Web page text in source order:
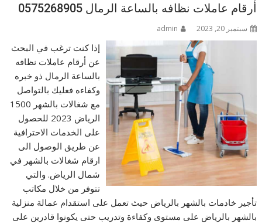
أرقام عاملات نظافه بالساعة الرمال 0575268905
سبتمبر 20, 2023 admin
إذا كنت ترغب في البحث
عن أرقام عاملات نظافه
بالساعة الرمال ذو خبره
وكفاءه فعليك بالتواصل
مع شغالات بالشهر 1500
الرياض 2023 للحصول
على الخدمات الاحترافية
عن طريق الوصول الى
ارقام شغالات بالشهر في
شمال الرياض. والتي
تتوفر من خلال مكاتب
تأجير خادمات بالشهر بالرياض حيث تعمل على استقدام عمالة منزلية
بالشهر بالرياض على مستوى وكفاءة وتدريب حتى يكونوا قادرين على